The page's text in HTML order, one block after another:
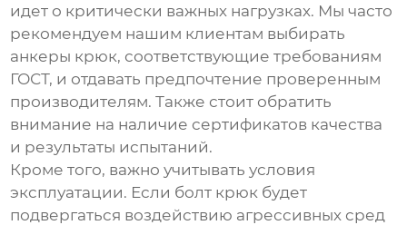
идет о критически важных нагрузках. Мы часто
рекомендуем нашим клиентам выбирать
анкеры крюк, соответствующие требованиям
ГОСТ, и отдавать предпочтение проверенным
производителям. Также стоит обратить
внимание на наличие сертификатов качества
и результаты испытаний.
Кроме того, важно учитывать условия
эксплуатации. Если болт крюк будет
подвергаться воздействию агрессивных сред